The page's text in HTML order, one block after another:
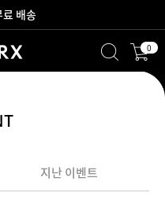
배송
만나보세요! 0
지난 이벤트